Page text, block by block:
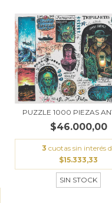
PUZZLE 1000 PIEZAS
$46.000,00
3 cuotas sin interés
$15.333,33
SIN STOCK